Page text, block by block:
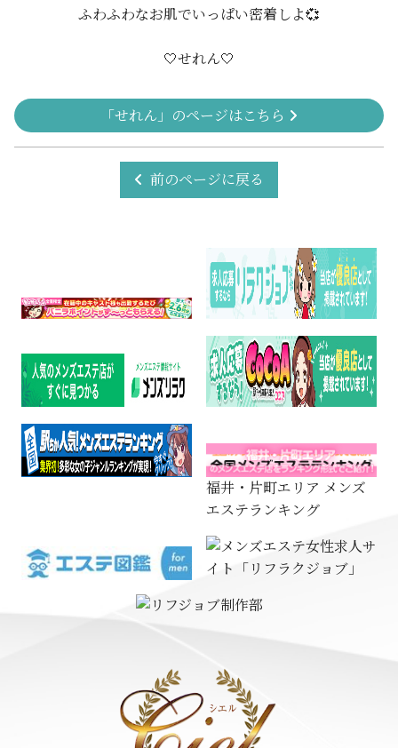
ふわふわなお肌でいっぱい密着しよ💞
🤍せれん🤍
「せれん」のページはこちら
前のページに戻る
福井・片町エリア メンズ
エステランキング